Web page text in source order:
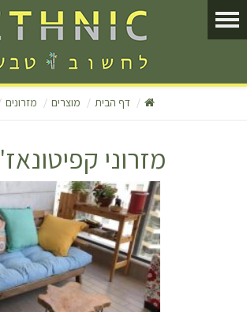
דף הבית מוצרים מזרונים
מזרוני קפיטונאז'